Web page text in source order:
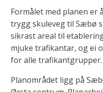
Formålet med planen
trygg skuleveg til Sæbø
sikrast areal til
mjuke trafikantar, og ei
for alle trafikantgrupper.
Planområdet ligg på